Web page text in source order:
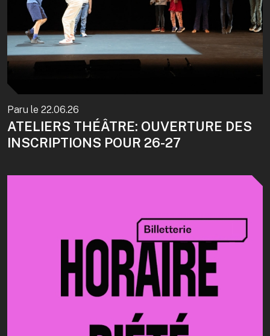
Paru le 22.06.26
ATELIERS THÉÂTRE: OUVERTURE DES
INSCRIPTIONS POUR 26-27